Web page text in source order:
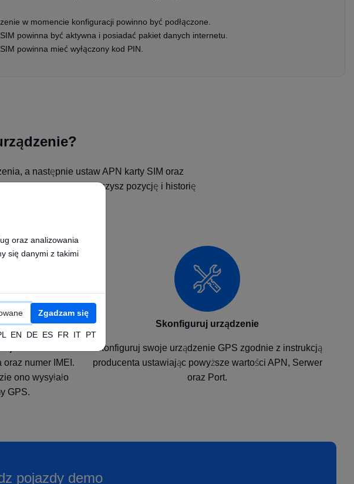
w momencie konfiguracji powinno być podłączone.
powinna być aktywna i posiadać pakiet danych internetu.
powinna mieć wyłączony kod PIN.
a następnie ustaw APN karty SIM oraz
na mapie zobaczysz pozycję i historię
oraz numer IMEI.
ono wysyłało
GPS.
Skonfiguruj urządzenie
Skonfiguruj swoje urządzenie GPS zgodnie z instrukcją
producenta ustawiając powyższe wartości APN, Serwer
oraz Port.
pojazdy demo
oraz analizowania
się danymi z takimi
Zgadzam się
EN DE ES FR IT PT